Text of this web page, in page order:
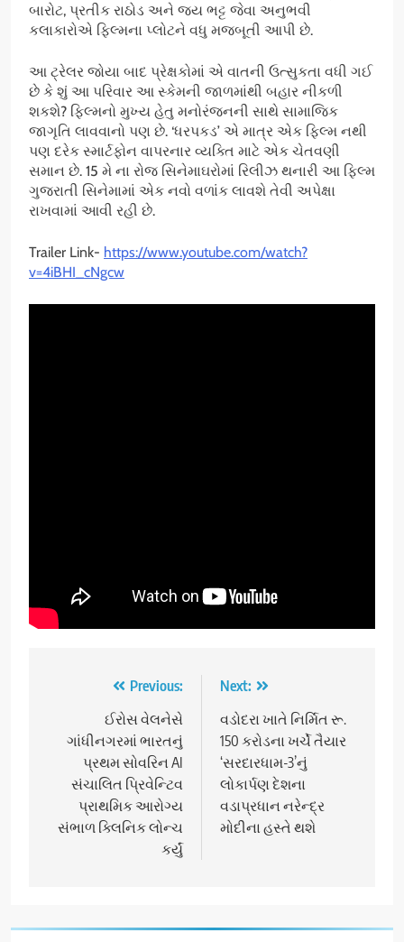
બારોટ, પ્રતીક રાઠોડ અને જય ભટ્ટ જેવા અનુભવી
કલાકારોએ ફિલ્મના પ્લોટને વધુ મજબૂતી આપી છે.
આ ટ્રેલર જોયા બાદ પ્રેક્ષકોમાં એ વાતની ઉત્સુકતા વધી ગઈ
છે કે શું આ પરિવાર આ સ્કેમની જાળમાંથી બહાર નીકળી
શકશે? ફિલ્મનો મુખ્ય હેતુ મનોરંજનની સાથે સામાજિક
જાગૃતિ લાવવાનો પણ છે. ‘ધરપકડ’ એ માત્ર એક ફિલ્મ નથી
પણ દરેક સ્માર્ટફોન વાપરનાર વ્યક્તિ માટે એક ચેતવણી
સમાન છે. 15 મે ના રોજ સિનેમાઘરોમાં રિલીઝ થનારી આ ફિલ્મ
ગુજરાતી સિનેમામાં એક નવો વળાંક લાવશે તેવી અપેક્ષા
રાખવામાં આવી રહી છે.
Trailer Link- https://www.youtube.com/watch?
v=4iBHI_cNgcw
navigation
Previous:
ઈરોસ વેલનેસે
ગાંધીનગરમાં ભારતનું
પ્રથમ સોવરિન AI
સંચાલિત પ્રિવેન્ટિવ
પ્રાથમિક આરોગ્ય
સંભાળ ક્લિનિક લોન્ચ
કર્યું
Next:
વડોદરા ખાતે નિર્મિત રૂ.
150 કરોડના ખર્ચે તૈયાર
‘સરદારધામ-3’નું
લોકાર્પણ દેશના
વડાપ્રધાન નરેન્દ્ર
મોદીના હસ્તે થશે